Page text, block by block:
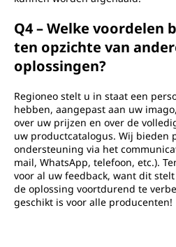
Q4 – Welke voordelen
ten opzichte van
oplossingen?
Regioneo stelt u in staat een
hebben, aangepast aan uw
over uw prijzen en over de
uw productcatalogus. Wij bieden
ondersteuning via het
mail, WhatsApp, telefoon, etc.).
voor al uw feedback, want dit
de oplossing voortdurend te
geschikt is voor alle producenten!